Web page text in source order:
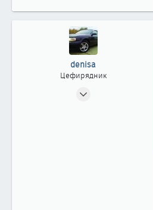
Екатеринбург -=Сортяга=-
denisa
Цефирядник